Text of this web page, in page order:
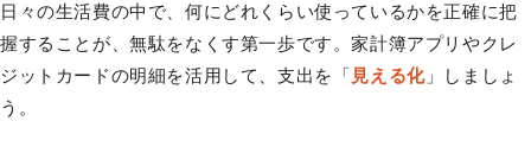
日々の生活費の中で、何にどれくらい使っているかを正確に把
握することが、無駄をなくす第一歩です。家計簿アプリやクレ
ジットカードの明細を活用して、支出を「 見える化」しましょ
う。